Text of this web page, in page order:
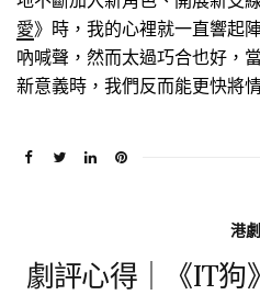
愛》時，我的心裡就一直響起
吶喊聲，然而太過巧合也好，
新意義時，我們反而能更快將
港劇
劇評心得｜《IT狗